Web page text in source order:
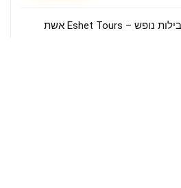
דילים וחבילות נופש – Eshet Tours אשת